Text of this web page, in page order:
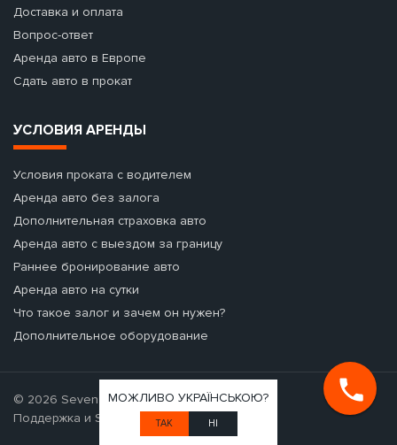
МОЖЛИВО УКРАЇНСЬКОЮ?
ТАК НІ
Доставка и оплата
Вопрос-ответ
Аренда авто в Европе
Сдать авто в прокат
УСЛОВИЯ АРЕНДЫ
Условия проката с водителем
Аренда авто без залога
Дополнительная страховка авто
Аренда авто с выездом за границу
Раннее бронирование авто
Аренда авто на сутки
Что такое залог и зачем он нужен?
Дополнительное оборудование
© 2026 Seven Cars - аренда авто.
Поддержка и SEO-продвижение